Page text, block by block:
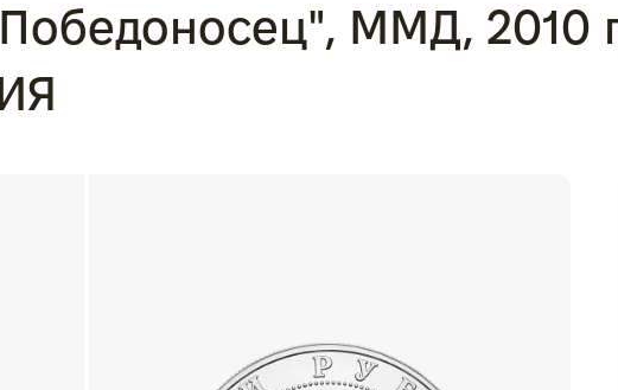
ММД, 2010